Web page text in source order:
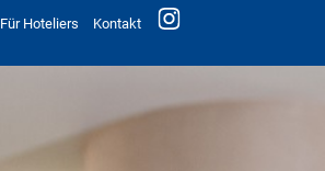
Für Hoteliers
Kontakt